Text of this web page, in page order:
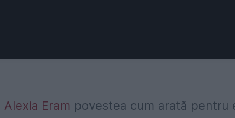
Alexia Eram povestea cum arată pentru